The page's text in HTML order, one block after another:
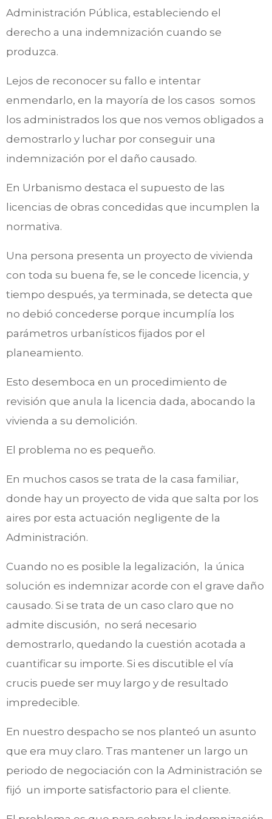
Administración Pública, estableciendo el
derecho a una indemnización cuando se
produzca.
Lejos de reconocer su fallo e intentar
enmendarlo, en la mayoría de los casos somos
los administrados los que nos vemos obligados a
demostrarlo y luchar por conseguir una
indemnización por el daño causado.
En Urbanismo destaca el supuesto de las
licencias de obras concedidas que incumplen la
normativa.
Una persona presenta un proyecto de vivienda
con toda su buena fe, se le concede licencia, y
tiempo después, ya terminada, se detecta que
no debió concederse porque incumplía los
parámetros urbanísticos fijados por el
planeamiento.
Esto desemboca en un procedimiento de
revisión que anula la licencia dada, abocando la
vivienda a su demolición.
El problema no es pequeño.
En muchos casos se trata de la casa familiar,
donde hay un proyecto de vida que salta por los
aires por esta actuación negligente de la
Administración.
Cuando no es posible la legalización, la única
solución es indemnizar acorde con el grave daño
causado. Si se trata de un caso claro que no
admite discusión, no será necesario
demostrarlo, quedando la cuestión acotada a
cuantificar su importe. Si es discutible el vía
crucis puede ser muy largo y de resultado
impredecible.
En nuestro despacho se nos planteó un asunto
que era muy claro. Tras mantener un largo un
periodo de negociación con la Administración se
fijó un importe satisfactorio para el cliente.